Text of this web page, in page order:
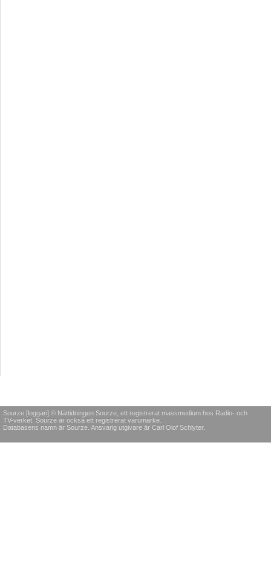
Sourze [loggan] © Nättidningen Sourze, ett registrerat massmedium hos Radio- och
TV-verket. Sourze är också ett registrerat varumärke.
Databasens namn är Sourze. Ansvarig utgivare är Carl Olof Schlyter.